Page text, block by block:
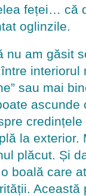
feței… că
oglinzile.
nu am găsit
interiorul
sau mai
ascunde
la exterior.
plăcut. Și
boală care
Această